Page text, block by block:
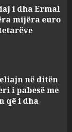
i dha Ermal
mijëra euro
në ditën
i pabesë me
që i dha
A u vodhën